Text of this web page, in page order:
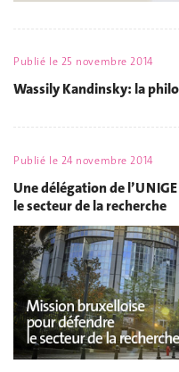
Publié le 25 novembre 2014
Wassily Kandinsky: la
Publié le 24 novembre 2014
Une délégation de
le secteur de la recherche